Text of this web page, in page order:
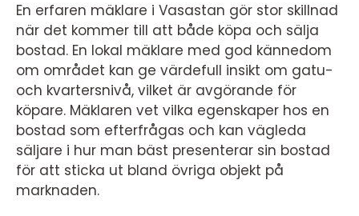
En erfaren mäklare i Vasastan gör stor skillnad
när det kommer till att både köpa och sälja
bostad. En lokal mäklare med god kännedom
om området kan ge värdefull insikt om gatu-
och kvartersnivå, vilket är avgörande för
köpare. Mäklaren vet vilka egenskaper hos en
bostad som efterfrågas och kan vägleda
säljare i hur man bäst presenterar sin bostad
för att sticka ut bland övriga objekt på
marknaden.